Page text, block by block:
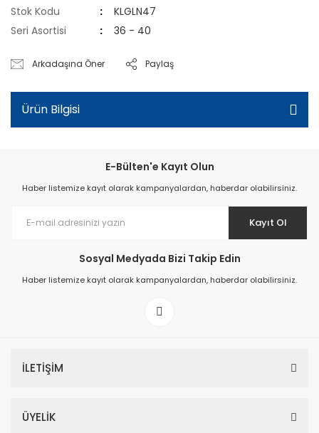
Stok Kodu
KLGLN47
Seri Asortisi
36 - 40
Arkadaşına Öner Paylaş
Ürün Bilgisi
E-Bülten'e Kayıt Olun
Haber listemize kayıt olarak kampanyalardan, haberdar olabilirsiniz.
Kayıt Ol
Sosyal Medyada Bizi Takip Edin
Haber listemize kayıt olarak kampanyalardan, haberdar olabilirsiniz.
İLETİŞİM
ÜYELİK